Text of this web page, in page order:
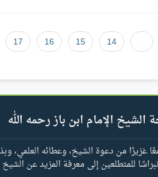
14
15
16
17
الإمام ابن باز رحمه الله
من دعوة الشيخ، وعطائه العلمي،
للمتطلعين إلى معرفة المزيد عن